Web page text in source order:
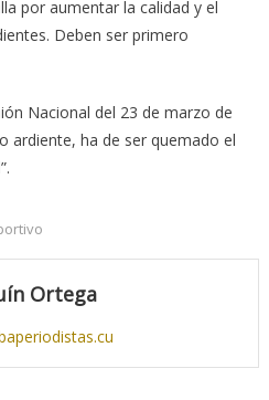
por aumentar la calidad y el
Deben ser primero
Nacional del 23 de marzo de
ardiente, ha de ser quemado el
Ortega